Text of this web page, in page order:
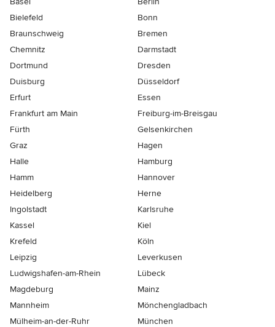
Bielefeld
Bonn
Braunschweig
Bremen
Chemnitz
Darmstadt
Dortmund
Dresden
Duisburg
Düsseldorf
Erfurt
Essen
Frankfurt am Main
Freiburg-im-Breisgau
Fürth
Gelsenkirchen
Graz
Hagen
Halle
Hamburg
Hamm
Hannover
Heidelberg
Herne
Ingolstadt
Karlsruhe
Kassel
Kiel
Krefeld
Köln
Leipzig
Leverkusen
Ludwigshafen-am-Rhein
Lübeck
Magdeburg
Mainz
Mannheim
Mönchen­gladbach
Mülheim-an-der-Ruhr
München